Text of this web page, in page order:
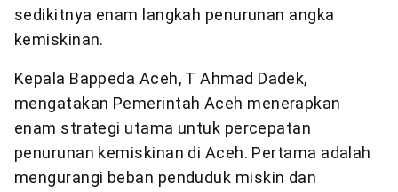
sedikitnya enam langkah penurunan angka
kemiskinan.
Kepala Bappeda Aceh, T Ahmad Dadek,
mengatakan Pemerintah Aceh menerapkan
enam strategi utama untuk percepatan
penurunan kemiskinan di Aceh. Pertama adalah
mengurangi beban penduduk miskin dan